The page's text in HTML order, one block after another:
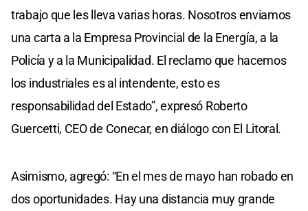
trabajo que les lleva varias horas. Nosotros enviamos
una carta a la Empresa Provincial de la Energía, a la
Policía y a la Municipalidad. El reclamo que hacemos
los industriales es al intendente, esto es
responsabilidad del Estado”, expresó Roberto
Guercetti, CEO de Conecar, en diálogo con El Litoral.
Asimismo, agregó: “En el mes de mayo han robado en
dos oportunidades. Hay una distancia muy grande